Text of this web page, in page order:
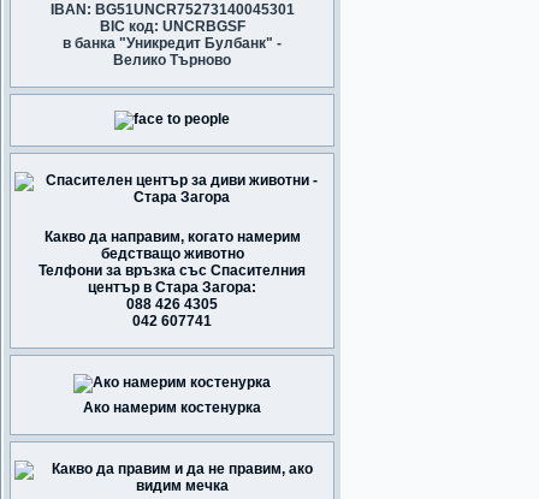
IBAN: BG51UNCR75273140045301
BIC код: UNCRBGSF
в банка "Уникредит Булбанк" -
Велико Търново
Какво да направим, когато намерим
бедстващо животно
Телфони за връзка със Спасителния
център в Стара Загора:
088 426 4305
042 607741
Ако намерим костенурка